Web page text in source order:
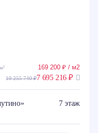
169 200 ₽ / м2
10 255 740 ₽7 695 216 ₽
7 этаж